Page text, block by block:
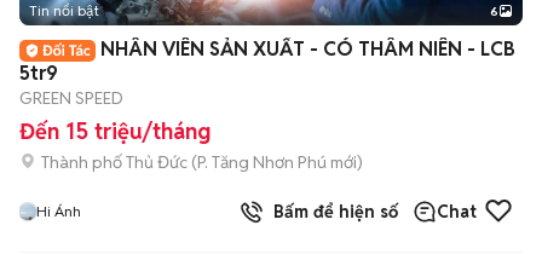
+2
Tin nổi bật 6
NHÂN VIÊN SẢN XUẤT - CÓ THÂM NIÊN - LCB
5tr9
GREEN SPEED
Đến 15 triệu/tháng
Thành phố Thủ Đức (P. Tăng Nhơn Phú mới)
Hi Ánh Bấm để hiện số Chat